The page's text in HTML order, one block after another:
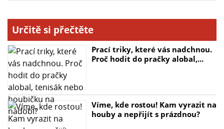
- Bezpečnostní značka: CE
Proč si vybrat svářečskou kuklu MAR-POL?
- Bezpečnost: Ochrana očí a tváře je zajištěna díky
vysoké kvalitě materiálů a pokročilým technologiím.
- Efektivita: Automatické stmívání a ekologické nabíjení
zvyšují efektivitu práce.
- Styl: Moderní design s potiskem blesk dodává kukle
atraktivní vzhled.
Určitě si přečtěte
Prací triky, které vás nadchnou.
Proč hodit do pračky alobal,...
Víme, kde rostou! Kam vyrazit na
houby a nepřijít s prázdnou?